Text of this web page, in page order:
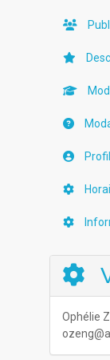
Ophélie